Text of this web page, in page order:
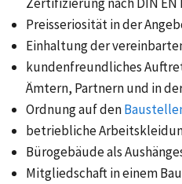
Preisseriosität in der
Einhaltung der
kundenfreundliches
Ämtern, Partnern und in
Ordnung auf den
betriebliche
Bürogebäude als
Mitgliedschaft in einem